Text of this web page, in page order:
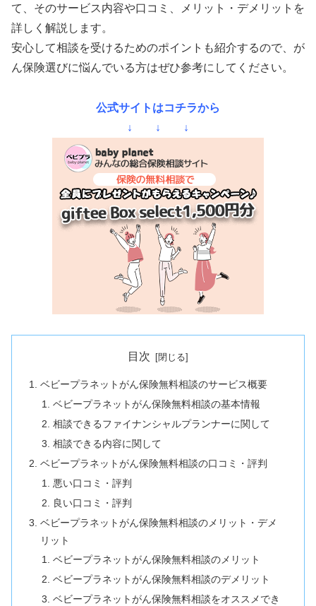
て、そのサービス内容や口コミ、メリット・デメリットを
詳しく解説します。
安心して相談を受けるためのポイントも紹介するので、が
ん保険選びに悩んでいる方はぜひ参考にしてください。
公式サイトはコチラから
↓ ↓ ↓
目次
ベビープラネットがん保険無料相談のサービス概要
ベビープラネットがん保険無料相談の基本情報
相談できるファイナンシャルプランナーに関して
相談できる内容に関して
ベビープラネットがん保険無料相談の口コミ・評判
悪い口コミ・評判
良い口コミ・評判
ベビープラネットがん保険無料相談のメリット・デメ
リット
ベビープラネットがん保険無料相談のメリット
ベビープラネットがん保険無料相談のデメリット
ベビープラネットがん保険無料相談をオススメでき